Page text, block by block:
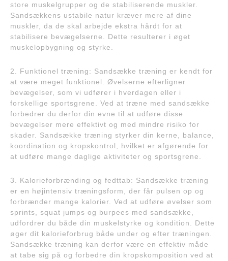
store muskelgrupper og de stabiliserende muskler.
Sandsækkens ustabile natur kræver mere af dine
muskler, da de skal arbejde ekstra hårdt for at
stabilisere bevægelserne. Dette resulterer i øget
muskelopbygning og styrke.
2. Funktionel træning: Sandsække træning er kendt for
at være meget funktionel. Øvelserne efterligner
bevægelser, som vi udfører i hverdagen eller i
forskellige sportsgrene. Ved at træne med sandsække
forbedrer du derfor din evne til at udføre disse
bevægelser mere effektivt og med mindre risiko for
skader. Sandsække træning styrker din kerne, balance,
koordination og kropskontrol, hvilket er afgørende for
at udføre mange daglige aktiviteter og sportsgrene.
3. Kalorieforbrænding og fedttab: Sandsække træning
er en højintensiv træningsform, der får pulsen op og
forbrænder mange kalorier. Ved at udføre øvelser som
sprints, squat jumps og burpees med sandsække,
udfordrer du både din muskelstyrke og kondition. Dette
øger dit kalorieforbrug både under og efter træningen.
Sandsække træning kan derfor være en effektiv måde
at tabe sig på og forbedre din kropskomposition ved at